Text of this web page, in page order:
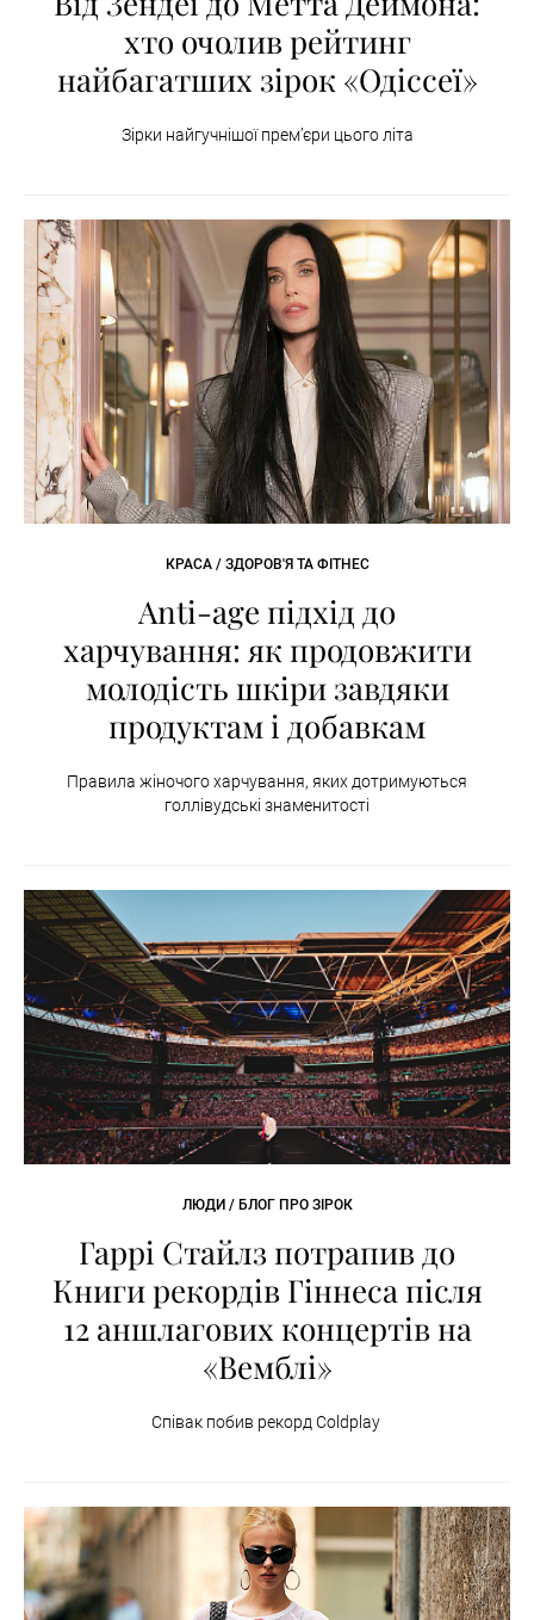
хто очолив рейтинг
найбагатших зірок «Одіссеї»
Зірки найгучнішої премʼєри цього літа
КРАСА / ЗДОРОВ'Я ТА ФІТНЕС
Anti-age підхід до
харчування: як продовжити
молодість шкіри завдяки
продуктам і добавкам
Правила жіночого харчування, яких дотримуються
голлівудські знаменитості
ЛЮДИ / БЛОГ ПРО ЗІРОК
Гаррі Стайлз потрапив до
Книги рекордів Гіннеса після
12 аншлагових концертів на
«Вемблі»
Співак побив рекорд Coldplay